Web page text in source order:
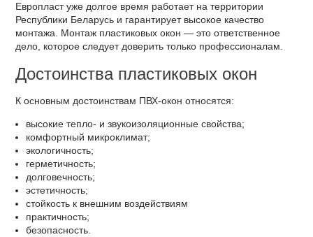
Европласт уже долгое время работает на территории
Республики Беларусь и гарантирует высокое качество
монтажа. Монтаж пластиковых окон — это ответственное
дело, которое следует доверить только профессионалам.
Достоинства пластиковых окон
К основным достоинствам ПВХ-окон относятся:
высокие тепло- и звукоизоляционные свойства;
комфортный микроклимат;
экологичность;
герметичность;
долговечность;
эстетичность;
стойкость к внешним воздействиям
практичность;
безопасность.